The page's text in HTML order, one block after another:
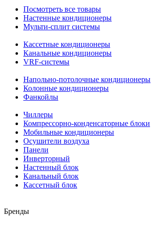
Посмотреть все товары
Настенные кондиционеры
Мульти-сплит системы
Кассетные кондиционеры
Канальные кондиционеры
VRF-системы
Напольно-потолочные кондиционеры
Колонные кондиционеры
Фанкойлы
Чиллеры
Компрессорно-конденсаторные блоки
Мобильные кондиционеры
Осушители воздуха
Панели
Инверторный
Настенный блок
Канальный блок
Кассетный блок
Бренды